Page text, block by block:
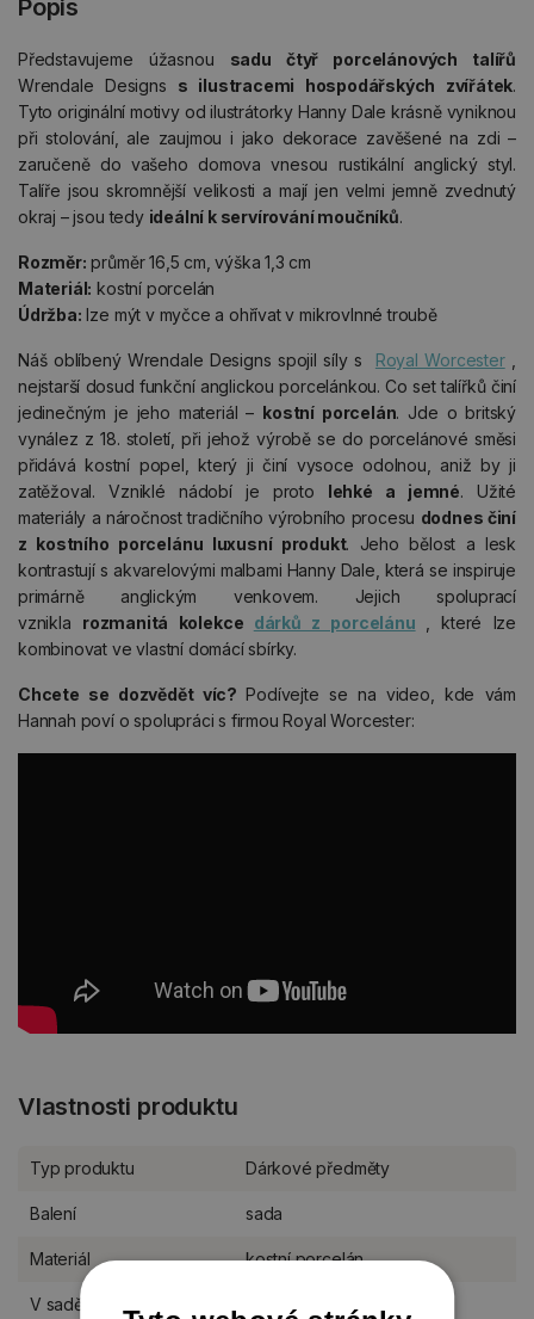
Popis
Představujeme úžasnou sadu čtyř porcelánových talířů
Wrendale Designs s ilustracemi hospodářských zvířátek.
Tyto originální motivy od ilustrátorky Hanny Dale krásně vyniknou
při stolování, ale zaujmou i jako dekorace zavěšené na zdi –
zaručeně do vašeho domova vnesou rustikální anglický styl.
Talíře jsou skromnější velikosti a mají jen velmi jemně zvednutý
okraj – jsou tedy ideální k servírování moučníků.
Rozměr: průměr 16,5 cm, výška 1,3 cm
Materiál: kostní porcelán
Údržba: lze mýt v myčce a ohřívat v mikrovlnné troubě
Náš oblíbený Wrendale Designs spojil síly s Royal Worcester,
nejstarší dosud funkční anglickou porcelánkou. Co set talířků činí
jedinečným je jeho materiál – kostní porcelán. Jde o britský
vynález z 18. století, při jehož výrobě se do porcelánové směsi
přidává kostní popel, který ji činí vysoce odolnou, aniž by ji
zatěžoval. Vzniklé nádobí je proto lehké a jemné. Užité
materiály a náročnost tradičního výrobního procesu dodnes činí
z kostního porcelánu luxusní produkt. Jeho bělost a lesk
kontrastují s akvarelovými malbami Hanny Dale, která se inspiruje
primárně anglickým venkovem. Jejich spoluprací
vznikla rozmanitá kolekce dárků z porcelánu
, které lze
kombinovat ve vlastní domácí sbírky.
Chcete se dozvědět víc?Podívejte se na video, kde vám
Hannah poví o spolupráci s firmou Royal Worcester:
Vlastnosti produktu
Typ produktu Dárkové předměty
Balení sada
Materiál kostní porcelán
V sadě